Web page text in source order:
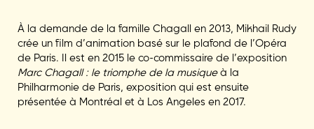
À la demande de la famille Chagall en 2013, Mikhail Rudy
crée un film d’animation basé sur le plafond de l’Opéra
de Paris. Il est en 2015 le co-commissaire de l’exposition
Marc Chagall : le triomphe de la musiqueà la
Philharmonie de Paris, exposition qui est ensuite
présentée à Montréal et à Los Angeles en 2017.